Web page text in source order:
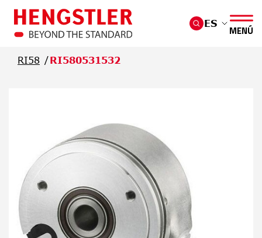
Saltar al contenido principal
ES
MENÚ
RI58 RI580531532